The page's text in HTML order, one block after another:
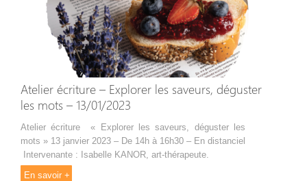
Atelier écriture – Explorer les saveurs, déguster
les mots – 13/01/2023
Atelier écriture « Explorer les saveurs, déguster les
mots » 13 janvier 2023 – De 14h à 16h30 – En distanciel
Intervenante : Isabelle KANOR, art-thérapeute.
En savoir +